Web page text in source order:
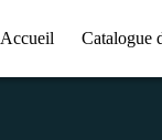
Accueil Catalogue